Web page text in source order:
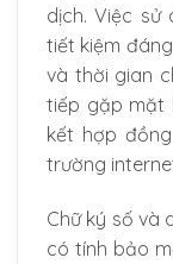
dịch. Việc sử
tiết kiệm
và thời gian
tiếp gặp mặt
kết hợp
trường
Chữ ký số và
có tính bảo